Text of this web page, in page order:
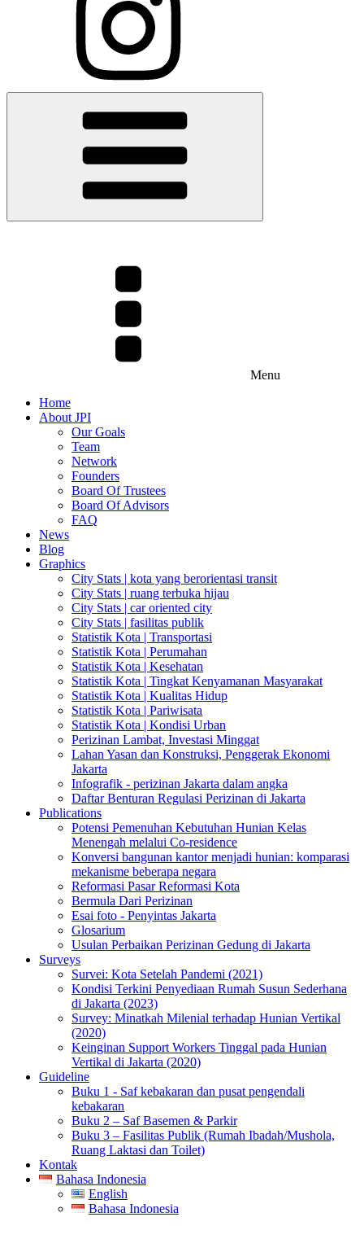
Menu
Home
About JPI
Our Goals
Team
Network
Founders
Board Of Trustees
Board Of Advisors
FAQ
News
Blog
Graphics
City Stats | kota yang berorientasi transit
City Stats | ruang terbuka hijau
City Stats | car oriented city
City Stats | fasilitas publik
Statistik Kota | Transportasi
Statistik Kota | Perumahan
Statistik Kota | Kesehatan
Statistik Kota | Tingkat Kenyamanan Masyarakat
Statistik Kota | Kualitas Hidup
Statistik Kota | Pariwisata
Statistik Kota | Kondisi Urban
Perizinan Lambat, Investasi Minggat
Lahan Yasan dan Konstruksi, Penggerak Ekonomi
Jakarta
Infografik - perizinan Jakarta dalam angka
Daftar Benturan Regulasi Perizinan di Jakarta
Publications
Potensi Pemenuhan Kebutuhan Hunian Kelas
Menengah melalui Co-residence
Konversi bangunan kantor menjadi hunian: komparasi
mekanisme beberapa negara
Reformasi Pasar Reformasi Kota
Bermula Dari Perizinan
Esai foto - Penyintas Jakarta
Glosarium
Usulan Perbaikan Perizinan Gedung di Jakarta
Surveys
Survei: Kota Setelah Pandemi (2021)
Kondisi Terkini Penyediaan Rumah Susun Sederhana
di Jakarta (2023)
Survey: Minatkah Milenial terhadap Hunian Vertikal
(2020)
Keinginan Support Workers Tinggal pada Hunian
Vertikal di Jakarta (2020)
Guideline
Buku 1 - Saf kebakaran dan pusat pengendali
kebakaran
Buku 2 – Saf Basemen & Parkir
Buku 3 – Fasilitas Publik (Rumah Ibadah/Mushola,
Ruang Laktasi dan Toilet)
Kontak
Bahasa Indonesia
English
Bahasa Indonesia